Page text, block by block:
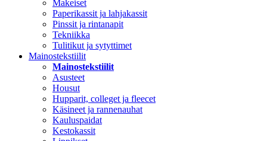
Makeiset
Paperikassit ja lahjakassit
Pinssit ja rintanapit
Tekniikka
Tulitikut ja sytyttimet
Mainostekstiilit
Mainostekstiilit
Asusteet
Housut
Hupparit, colleget ja fleecet
Käsineet ja rannenauhat
Kauluspaidat
Kestokassit